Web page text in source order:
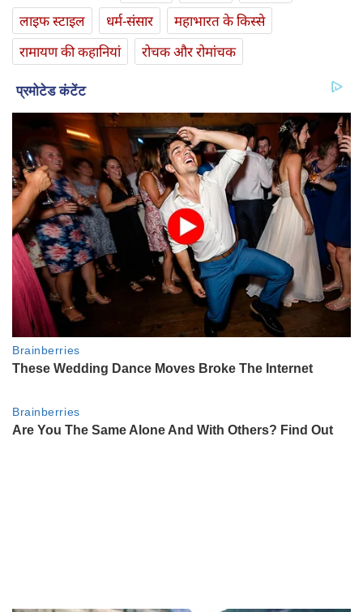
लाइफ स्‍टाइल धर्म-संसार
महाभारत के किस्से
रामायण की कहानियां
रोचक और रोमांचक